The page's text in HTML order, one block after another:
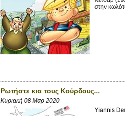
στην
Ρωτήστε κια τους Κούρδους...
Κυριακή 08 Μαρ 2020
Yiannis